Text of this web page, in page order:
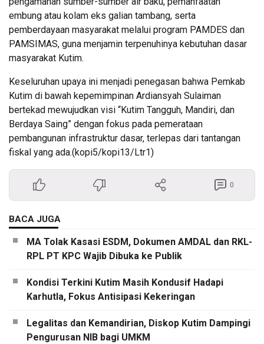
embung atau kolam eks galian tambang, serta
pemberdayaan masyarakat melalui program PAMDES dan
PAMSIMAS, guna menjamin terpenuhinya kebutuhan dasar
masyarakat Kutim.
Keseluruhan upaya ini menjadi penegasan bahwa Pemkab
Kutim di bawah kepemimpinan Ardiansyah Sulaiman
bertekad mewujudkan visi “Kutim Tangguh, Mandiri, dan
Berdaya Saing” dengan fokus pada pemerataan
pembangunan infrastruktur dasar, terlepas dari tantangan
fiskal yang ada.(kopi5/kopi13/Ltr1)
0
BACA JUGA
MA Tolak Kasasi ESDM, Dokumen AMDAL dan RKL-
RPL PT KPC Wajib Dibuka ke Publik
Kondisi Terkini Kutim Masih Kondusif Hadapi
Karhutla, Fokus Antisipasi Kekeringan
Legalitas dan Kemandirian, Diskop Kutim Dampingi
Pengurusan NIB bagi UMKM